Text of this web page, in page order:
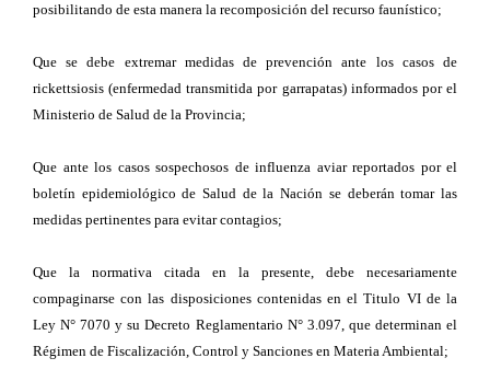
posibilitando de esta manera la recomposición del recurso faunístico;
Que se debe extremar medidas de prevención ante los casos de
rickettsiosis (enfermedad transmitida por garrapatas) informados por el
Ministerio de Salud de la Provincia;
Que ante los casos sospechosos de influenza aviar reportados por el
boletín epidemiológico de Salud de la Nación se deberán tomar las
medidas pertinentes para evitar contagios;
Que la normativa citada en la presente, debe necesariamente
compaginarse con las disposiciones contenidas en el Titulo VI de la
Ley N° 7070 y su Decreto Reglamentario N° 3.097, que determinan el
Régimen de Fiscalización, Control y Sanciones en Materia Ambiental;